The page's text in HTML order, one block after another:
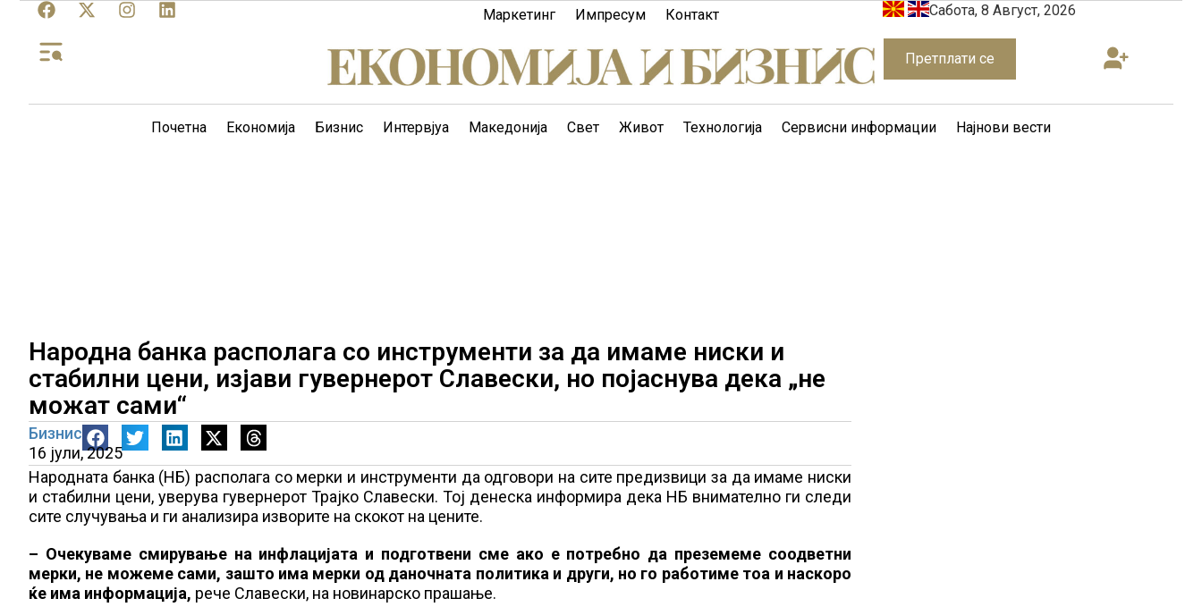
Маркетинг Импресум Контакт Сабота, 8 Август, 2026
Претплати се
Почетна Економија Бизнис Интервјуа Македонија Свет Живот Технологија Сервисни информации Најнови вести
Народна банка располага со инструменти за да имаме ниски и
стабилни цени, изјави гувернерот Славески, но појаснува дека „не
можат сами“
Бизнис
16 јули, 2025
Народната банка (НБ) располага со мерки и инструменти да одговори на сите предизвици за да имаме ниски
и стабилни цени, уверува гувернерот Трајко Славески. Тој денеска информира дека НБ внимателно ги следи
сите случувања и ги анализира изворите на скокот на цените.
– Очекуваме смирување на инфлацијата и подготвени сме ако е потребно да преземеме соодветни
мерки, не можеме сами, зашто има мерки од даночната политика и други, но го работиме тоа и наскоро
ќе има информација, рече Славески, на новинарско прашање.